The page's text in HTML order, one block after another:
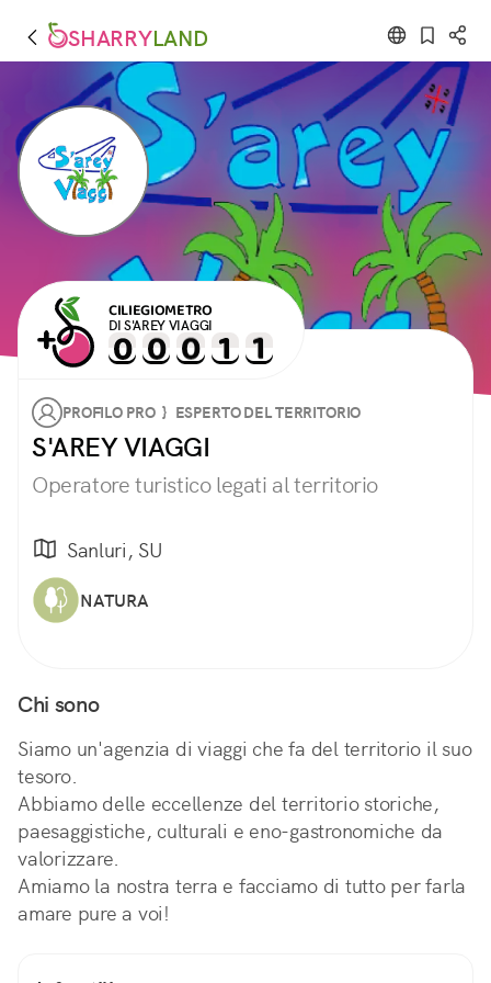
SHARRYLAND
CILIEGIOMETRO
DI S'AREY VIAGGI
PROFILO PRO } ESPERTO DEL TERRITORIO
S'AREY VIAGGI
Operatore turistico legati al territorio
Sanluri, SU
NATURA
Chi sono
Siamo un'agenzia di viaggi che fa del territorio il suo
tesoro.
Abbiamo delle eccellenze del territorio storiche,
paesaggistiche, culturali e eno-gastronomiche da
valorizzare.
Amiamo la nostra terra e facciamo di tutto per farla
amare pure a voi!